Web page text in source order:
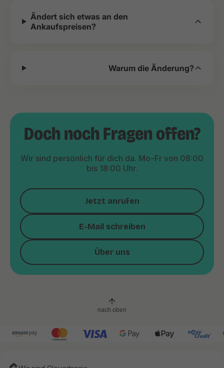
Ändert sich etwas an den
Ankaufspreisen?
Warum die Änderung?
Doch noch Fragen offen?
Wir sind persönlich für dich da. Mo–Fr von 08:00
bis 18:00 Uhr.
Jetzt anrufen
E-Mail schreiben
Über uns
nach oben